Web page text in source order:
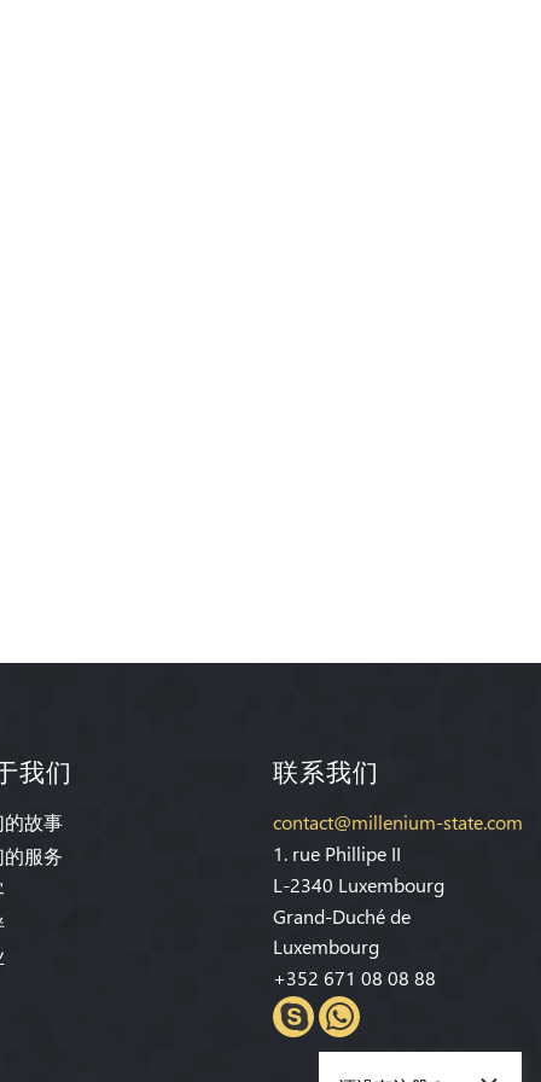
我们
的故事
服务
联系我们
contact@millenium-state.com
1. rue Phillipe II
L-2340 Luxembourg
Grand-Duché de
Luxembourg
+352 671 08 08 88